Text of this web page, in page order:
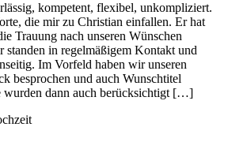
kompetent, flexibel, unkompliziert.
die mir zu Christian einfallen. Er hat
Trauung nach unseren Wünschen
standen in regelmäßigem Kontakt und
Im Vorfeld haben wir unseren
besprochen und auch Wunschtitel
wurden dann auch berücksichtigt […]